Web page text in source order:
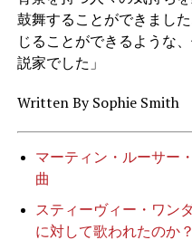
鼓舞することができまし
じることができるような
説家でした」
Written BySophie Smith
マーティン・ルーサー
曲
スティーヴィー・ワン
に対して歌われたのか？